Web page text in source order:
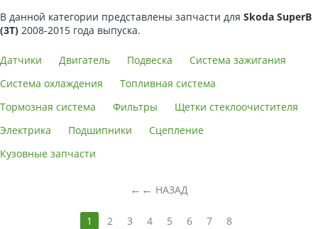
В данной категории представлены запчасти для Skoda SuperB
(3T) 2008-2015 года выпуска.
Датчики Двигатель Подвеска
Система зажигания
Система охлаждения
Топливная система
Тормозная система
Фильтры
Щетки стеклоочистителя
Электрика
Подшипники
Сцепление
Кузовные запчасти
← НАЗАД
1 2 3 4 5 6 7 8